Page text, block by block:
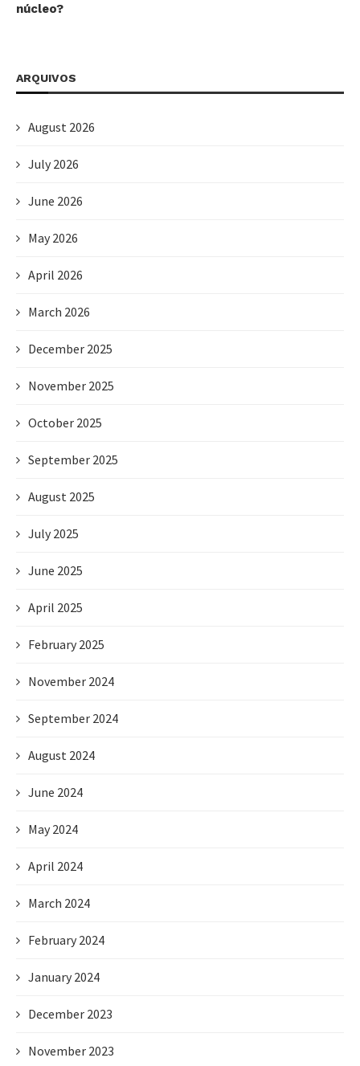
núcleo?
ARQUIVOS
August 2026
July 2026
June 2026
May 2026
April 2026
March 2026
December 2025
November 2025
October 2025
September 2025
August 2025
July 2025
June 2025
April 2025
February 2025
November 2024
September 2024
August 2024
June 2024
May 2024
April 2024
March 2024
February 2024
January 2024
December 2023
November 2023